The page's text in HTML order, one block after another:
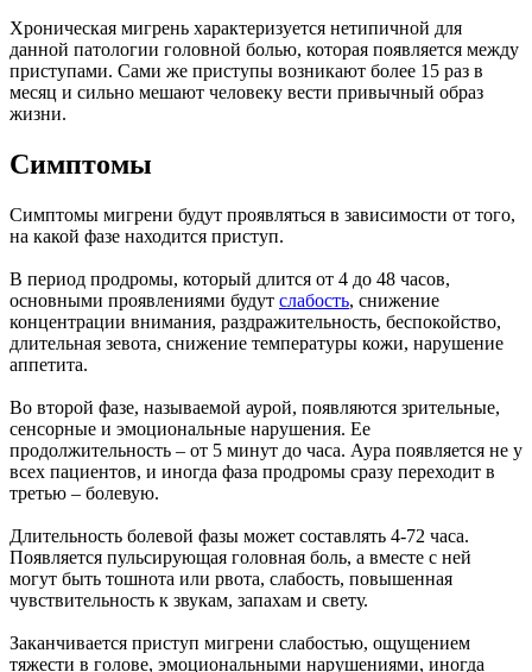
Хроническая мигрень характеризуется нетипичной для
данной патологии головной болью, которая появляется между
приступами. Сами же приступы возникают более 15 раз в
месяц и сильно мешают человеку вести привычный образ
жизни.
Симптомы
Симптомы мигрени будут проявляться в зависимости от того,
на какой фазе находится приступ.
В период продромы, который длится от 4 до 48 часов,
основными проявлениями будут слабость, снижение
концентрации внимания, раздражительность, беспокойство,
длительная зевота, снижение температуры кожи, нарушение
аппетита.
Во второй фазе, называемой аурой, появляются зрительные,
сенсорные и эмоциональные нарушения. Ее
продолжительность – от 5 минут до часа. Аура появляется не у
всех пациентов, и иногда фаза продромы сразу переходит в
третью – болевую.
Длительность болевой фазы может составлять 4-72 часа.
Появляется пульсирующая головная боль, а вместе с ней
могут быть тошнота или рвота, слабость, повышенная
чувствительность к звукам, запахам и свету.
Заканчивается приступ мигрени слабостью, ощущением
тяжести в голове, эмоциональными нарушениями, иногда